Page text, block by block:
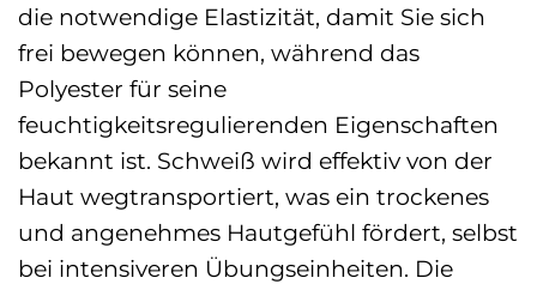
die notwendige Elastizität, damit Sie sich
frei bewegen können, während das
Polyester für seine
feuchtigkeitsregulierenden Eigenschaften
bekannt ist. Schweiß wird effektiv von der
Haut wegtransportiert, was ein trockenes
und angenehmes Hautgefühl fördert, selbst
bei intensiveren Übungseinheiten. Die